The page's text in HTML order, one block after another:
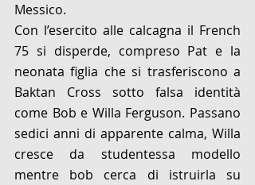
Messico.
Con l’esercito alle calcagna il French
75 si disperde, compreso Pat e la
neonata figlia che si trasferiscono a
Baktan Cross sotto falsa identità
come Bob e Willa Ferguson. Passano
sedici anni di apparente calma, Willa
cresce da studentessa modello
mentre bob cerca di istruirla su